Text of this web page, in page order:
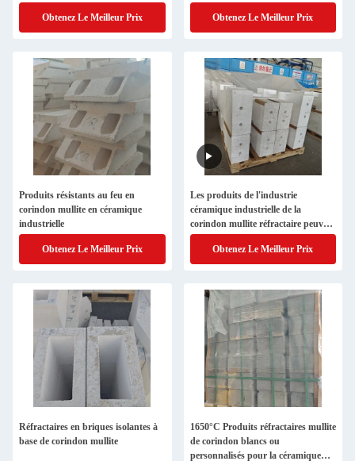
réfractaire
Obtenez Le Meilleur Prix
Obtenez Le Meilleur Prix
Produits résistants au feu en
corindon mullite en céramique
industrielle
Obtenez Le Meilleur Prix
Les produits de l'industrie
céramique industrielle de la
corindon mullite réfractaire peuvent
être personnalisés
Obtenez Le Meilleur Prix
Réfractaires en briques isolantes à
base de corindon mullite
1650°C Produits réfractaires mullite
de corindon blancs ou
personnalisés pour la céramique